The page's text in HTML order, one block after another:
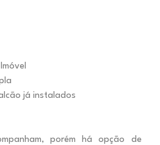
já instalados
porém há opção de